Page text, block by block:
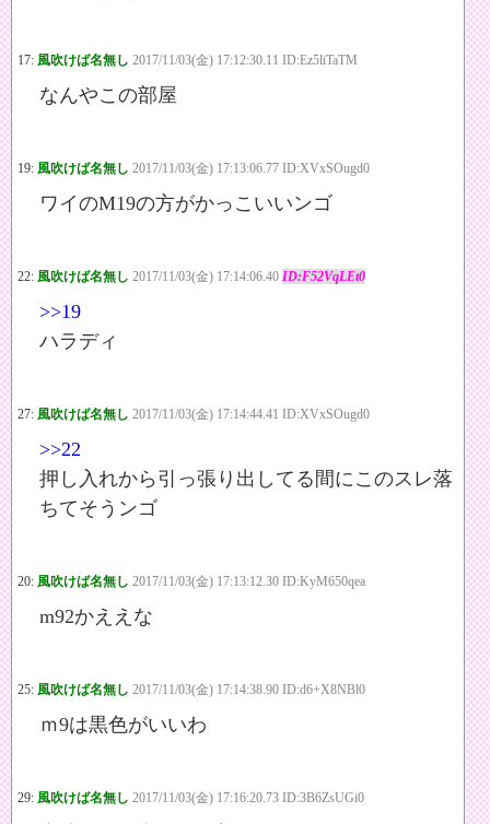
17: 風吹けば名無し 2017/11/03(金) 17:12:30.11 ID:Ez5liTaTM
なんやこの部屋
19: 風吹けば名無し 2017/11/03(金) 17:13:06.77 ID:XVxSOugd0
ワイのM19の方がかっこいいンゴ
22: 風吹けば名無し 2017/11/03(金) 17:14:06.40 ID:F52VqLEt0
>>19
ハラディ
27: 風吹けば名無し 2017/11/03(金) 17:14:44.41 ID:XVxSOugd0
>>22
押し入れから引っ張り出してる間にこのスレ落
ちてそうンゴ
20: 風吹けば名無し 2017/11/03(金) 17:13:12.30 ID:KyM650qea
m92かええな
25: 風吹けば名無し 2017/11/03(金) 17:14:38.90 ID:d6+X8NBl0
ｍ9は黒色がいいわ
29: 風吹けば名無し 2017/11/03(金) 17:16:20.73 ID:3B6ZsUGi0